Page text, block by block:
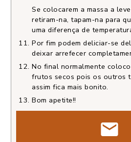
Se colocarem a massa a
retiram-na, tapam-na para
uma diferença de
Por fim podem deliciar-se
deixar arrefecer
No final normalmente
frutos secos pois os outros
assim fica mais bonito.
Bom apetite!!